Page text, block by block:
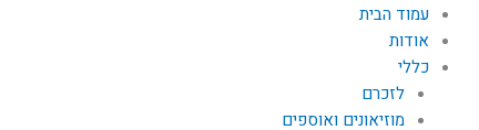
עמוד הבית
אודות
כללי
לזכרם
מוזיאונים ואוספים